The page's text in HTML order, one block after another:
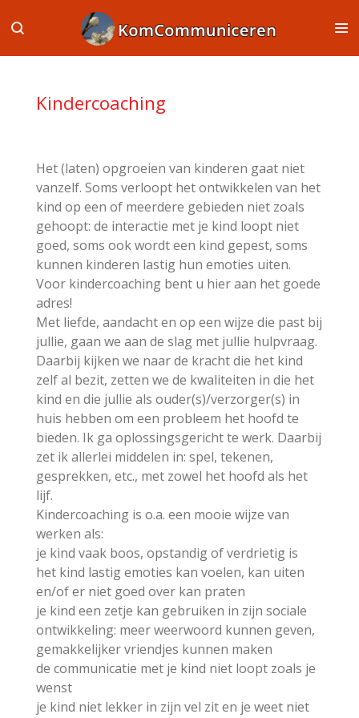
direct
naar
Kindercoaching
Het (laten) opgroeien van kinderen gaat niet
vanzelf. Soms verloopt het ontwikkelen van het
kind op een of meerdere gebieden niet zoals
gehoopt: de interactie met je kind loopt niet
goed, soms ook wordt een kind gepest, soms
kunnen kinderen lastig hun emoties uiten.
Voor kindercoaching bent u hier aan het goede
adres!
Met liefde, aandacht en op een wijze die past bij
jullie, gaan we aan de slag met jullie hulpvraag.
Daarbij kijken we naar de kracht die het kind
zelf al bezit, zetten we de kwaliteiten in die het
kind en die jullie als ouder(s)/verzorger(s) in
huis hebben om een probleem het hoofd te
bieden. Ik ga oplossingsgericht te werk. Daarbij
zet ik allerlei middelen in: spel, tekenen,
gesprekken, etc., met zowel het hoofd als het
lijf.
Kindercoaching is o.a. een mooie wijze van
werken als:
je kind vaak boos, opstandig of verdrietig is
het kind lastig emoties kan voelen, kan uiten
en/of er niet goed over kan praten
je kind een zetje kan gebruiken in zijn sociale
ontwikkeling: meer weerwoord kunnen geven,
gemakkelijker vriendjes kunnen maken
de communicatie met je kind niet loopt zoals je
wenst
je kind niet lekker in zijn vel zit en je weet niet